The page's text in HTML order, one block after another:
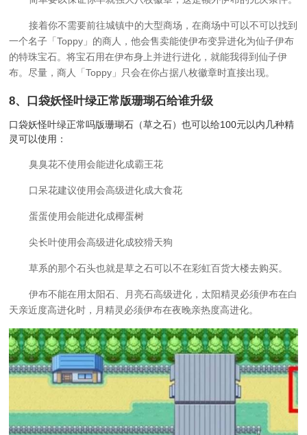
接着你不需要前往城镇中的大型商场，在商场中可以不可以找到
一个名子「Toppy」的商人，他会售卖能使伊布变异进化为仙子伊布
的特珠宝石。将宝石用在伊布身上并进行进化，就能我得到仙子伊
布。尽量，商人「Toppy」只会在你占据八枚徽章时直接出现。
8、 口袋妖怪叶绿正常版珊瑚石给谁升级
口袋妖怪叶绿正常吗版珊瑚石（草之石）也可以给100元以内几种精
灵可以使用：
臭臭花不使用会能进化成霸王花
口呆花建议使用会高级进化成大食花
蛋蛋使用会能进化成椰蛋树
尖长叶使用会高级进化成狡猾天狗
草系的那个石头也就是草之石可以不在彩虹百货大楼去购买。
伊布不能在用太阳石、月亮石高级进化，太阳精灵必须伊布在白
天亲近度高进化时，月精灵必须伊布在夜晚亲热度高进化。